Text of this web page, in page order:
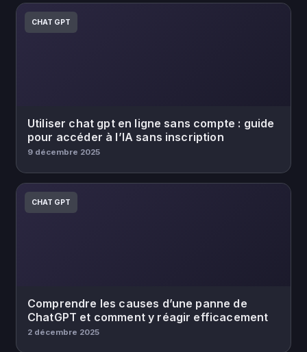
CHAT GPT
Utiliser chat gpt en ligne sans compte : guide
pour accéder à l’IA sans inscription
9 décembre 2025
CHAT GPT
Comprendre les causes d’une panne de
ChatGPT et comment y réagir efficacement
2 décembre 2025